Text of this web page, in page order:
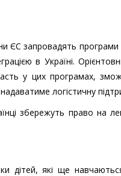
ЄС запровадять
в Україні.
у цих програмах,
логістичну
збережуть право на
дітей, які ще